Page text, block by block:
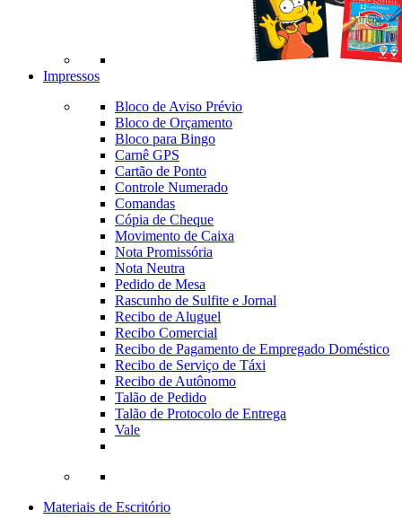
Impressos
Bloco de Aviso Prévio
Bloco de Orçamento
Bloco para Bingo
Carnê GPS
Cartão de Ponto
Controle Numerado
Comandas
Cópia de Cheque
Movimento de Caixa
Nota Promissória
Nota Neutra
Pedido de Mesa
Rascunho de Sulfite e Jornal
Recibo de Aluguel
Recibo Comercial
Recibo de Pagamento de Empregado Doméstico
Recibo de Serviço de Táxi
Recibo de Autônomo
Talão de Pedido
Talão de Protocolo de Entrega
Vale
Materiais de Escritório